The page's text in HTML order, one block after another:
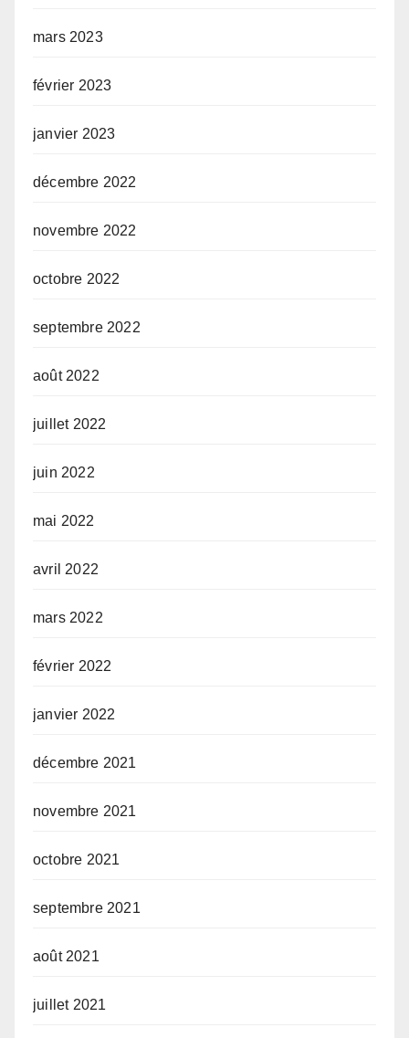
mars 2023
février 2023
janvier 2023
décembre 2022
novembre 2022
octobre 2022
septembre 2022
août 2022
juillet 2022
juin 2022
mai 2022
avril 2022
mars 2022
février 2022
janvier 2022
décembre 2021
novembre 2021
octobre 2021
septembre 2021
août 2021
juillet 2021